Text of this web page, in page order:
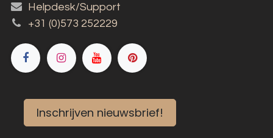
Helpdesk/Support
+31 (0)573 252229
Inschrijven nieuwsbrief!